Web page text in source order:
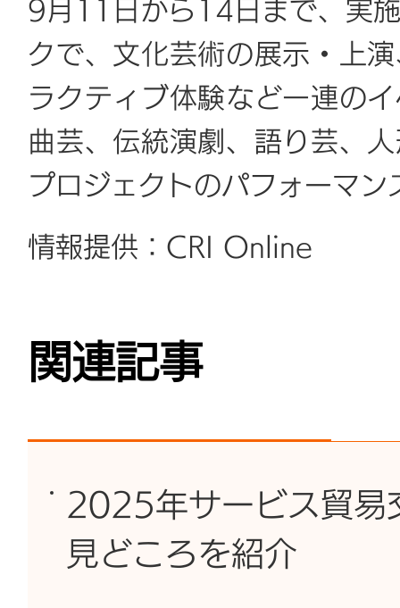
9月11日から14日まで、実
クで、文化芸術の展示・上
ラクティブ体験など一連の
曲芸、伝統演劇、語り芸、
プロジェクトのパフォーマ
情報提供：CRI Online
関連記事
2025年サービス貿
見どころを紹介